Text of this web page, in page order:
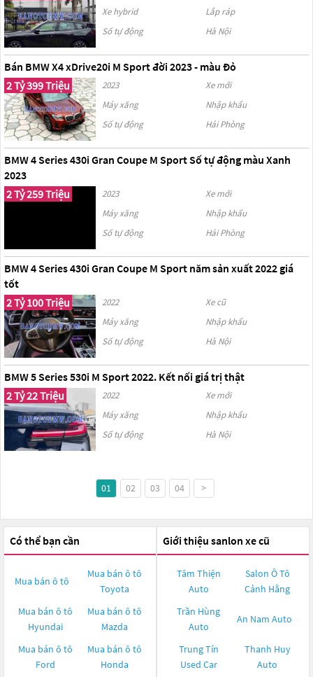
Xe hybrid
Lắp ráp
Số tự động
Hà Nội
Bán BMW X4 xDrive20i M Sport đời 2023 - màu Đỏ
2 Tỷ 399 Triệu
2023
Xe mới
Máy xăng
Nhập khẩu
Số tự động
Hải Phòng
BMW 4 Series 430i Gran Coupe M Sport Số tự động màu Xanh
2023
2 Tỷ 259 Triệu
2023
Xe mới
Máy xăng
Nhập khẩu
Số tự động
Hải Phòng
BMW 4 Series 430i Gran Coupe M Sport năm sản xuất 2022 giá
tốt
2 Tỷ 100 Triệu
2022
Xe cũ
Máy xăng
Nhập khẩu
Số tự động
Hà Nội
BMW 5 Series 530i M Sport 2022. Kết nối giá trị thật
2 Tỷ 22 Triệu
2022
Xe mới
Máy xăng
Nhập khẩu
Số tự động
Hà Nội
01 02 03 04 >
Có thể bạn cần
Mua bán ô tô
Mua bán ô tô
Toyota
Mua bán ô tô
Hyundai
Mua bán ô tô
Mazda
Mua bán ô tô
Ford
Mua bán ô tô
Honda
Giới thiệu sanlon xe cũ
Tâm Thiện
Auto
Salon Ô Tô
Cảnh Hằng
Trần Hùng
Auto
An Nam Auto
Trung Tín
Used Car
Thanh Huy
Auto